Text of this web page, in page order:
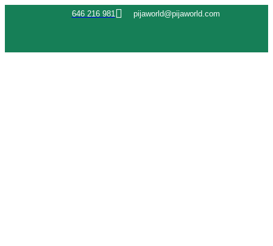
646 216 981 pijaworld@pijaworld.com